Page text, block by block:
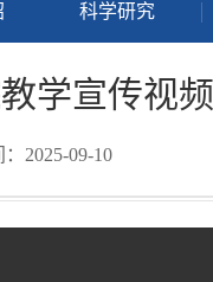
科学研究
学宣传视频
2025-09-10